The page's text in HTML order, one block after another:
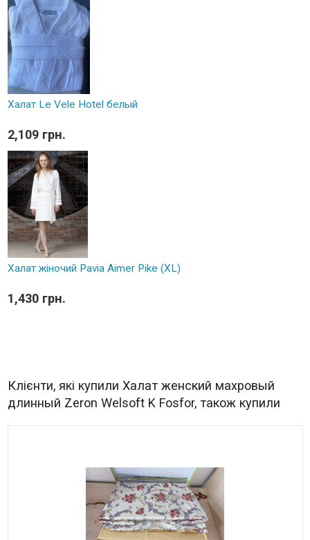
Халат Le Vele Hotel белый
2,109 грн.
Халат жіночий Pavia Aimer Pike (XL)
1,430 грн.
Клієнти, які купили Халат женcкий махровый
длинный Zeron Welsoft K Fosfor, також купили